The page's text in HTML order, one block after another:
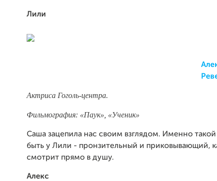
Лили
Актриса Гоголь-центра.
Фильмография: «Паук», «Ученик»
Саша зацепила нас своим взглядом. Именно
быть у Лили - пронзительный и приковывающий,
смотрит прямо в душу.
Алекс